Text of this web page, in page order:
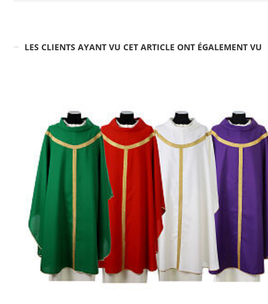
LES CLIENTS AYANT VU CET ARTICLE ONT ÉGALEMENT VU